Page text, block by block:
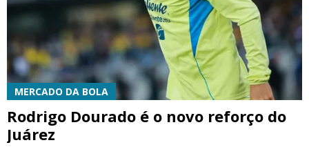
MERCADO DA BOLA
Rodrigo Dourado é o novo reforço do
Juárez